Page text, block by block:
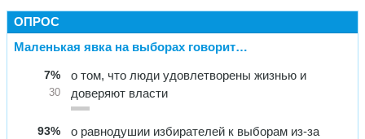
ОПРОС
Маленькая явка на выборах говорит…
7%
30
о том, что люди удовлетворены жизнью и
доверяют власти
93%
о равнодушии избирателей к выборам из-за